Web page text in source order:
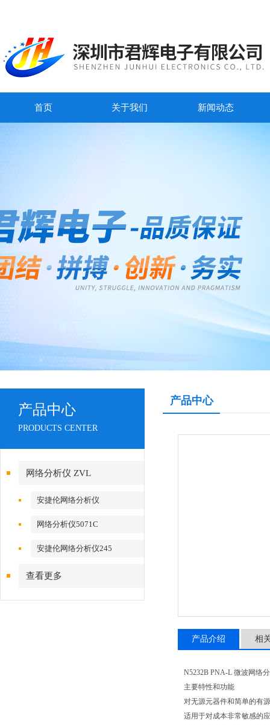
首页 关于我们 新闻动态
产品中心
PRODUCTS CENTER
网络分析仪 ZVL
安捷伦网络分析仪
网络分析仪5071C
安捷伦网络分析仪245
查看更多
产品中心
产品介绍 相
N5232B PNA-L 微波网络
主要特性和功能
对无源元器件和简单的有
适用于对成本非常敏感的